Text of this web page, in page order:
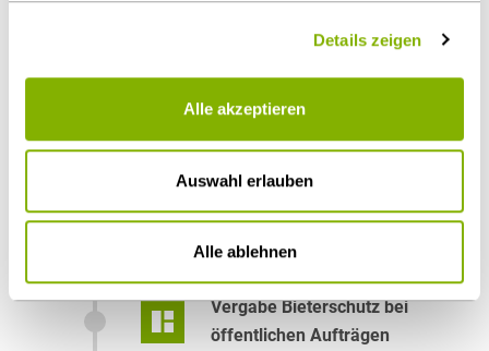
Details zeigen
Alle akzeptieren
Auswahl erlauben
Alle ablehnen
Zuschlagskriterium:
Vertragliche Absicherung
erforderlich!
Vergabe Bieterschutz bei
öffentlichen Aufträgen